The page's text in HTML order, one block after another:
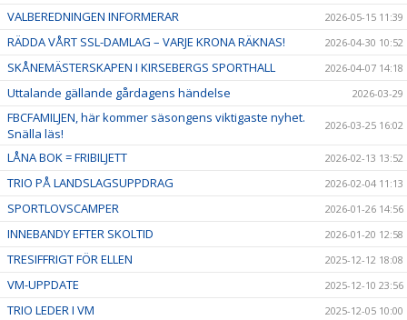
VALBEREDNINGEN INFORMERAR 2026-05-15 11:39
RÄDDA VÅRT SSL-DAMLAG – VARJE KRONA RÄKNAS! 2026-04-30 10:52
SKÅNEMÄSTERSKAPEN I KIRSEBERGS SPORTHALL 2026-04-07 14:18
Uttalande gällande gårdagens händelse 2026-03-29
FBCFAMILJEN, här kommer säsongens viktigaste nyhet.
Snälla läs!
2026-03-25 16:02
LÅNA BOK = FRIBILJETT 2026-02-13 13:52
TRIO PÅ LANDSLAGSUPPDRAG 2026-02-04 11:13
SPORTLOVSCAMPER 2026-01-26 14:56
INNEBANDY EFTER SKOLTID 2026-01-20 12:58
TRESIFFRIGT FÖR ELLEN 2025-12-12 18:08
VM-UPPDATE 2025-12-10 23:56
TRIO LEDER I VM 2025-12-05 10:00